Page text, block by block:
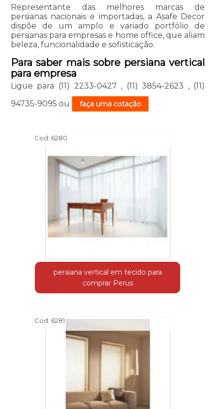
Representante das melhores marcas de
persianas nacionais e importadas, a Asafe Decor
dispõe de um amplo e variado portfólio de
persianas para empresas e home office, que aliam
beleza, funcionalidade e sofisticação.
Para saber mais sobre persiana vertical
para empresa
Ligue para (11) 2233-0427 , (11) 3854-2623 , (11)
94735-9095 ou faça uma cotação
Cod.:6280
persiana vertical em tecido para
comprar Perus
Cod.:6281